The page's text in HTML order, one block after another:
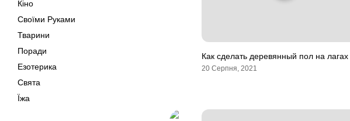
Кіно
Своїми Руками
Тварини
Поради
Езотерика
Свята
Їжа
Как сделать деревянный пол на лагах
20 Серпня, 2021